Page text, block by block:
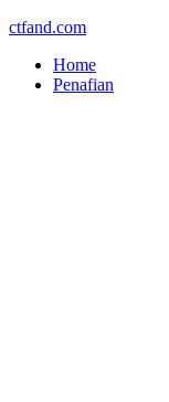
ctfand.com
Home
Penafian